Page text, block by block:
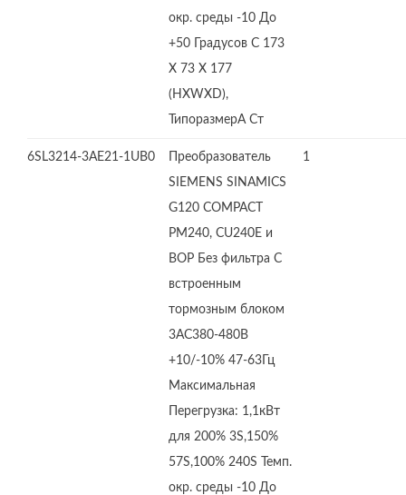
окр. среды -10 До
+50 Градусов C 173
X 73 X 177
(HXWXD),
ТипоразмерA Ст
6SL3214-3AE21-1UB0
Преобразователь
SIEMENS SINAMICS
G120 COMPACT
PM240, CU240E и
BOP Без фильтра С
встроенным
тормозным блоком
3AC380-480В
+10/-10% 47-63Гц
Максимальная
Перегрузка: 1,1кВт
для 200% 3S,150%
57S,100% 240S Темп.
окр. среды -10 До
1